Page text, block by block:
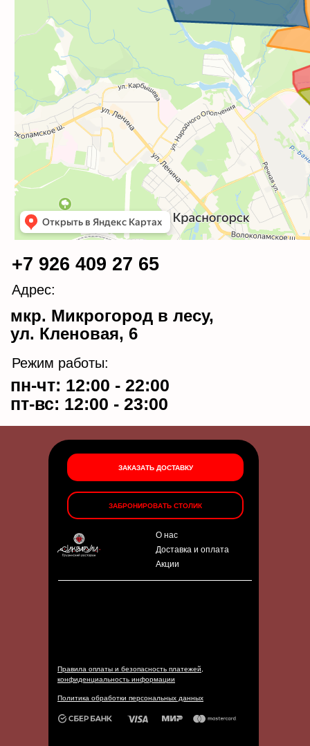
О нас
Доставка и оплата
ЗАБРОНИРОВАТЬ СТОЛИК
ЗАКАЗАТЬ ДОСТАВКУ
Правила оплаты и безопасность платежей,
конфиденциальность информации
Политика обработки персональных данных
Акции